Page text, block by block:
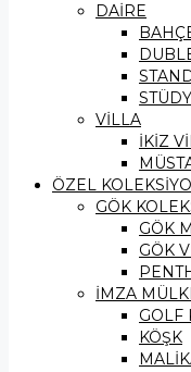
DAİRE
VİLLA
İKİZ
ÖZEL
GÖK
GÖK
GÖK
İMZA
GOLF
KÖŞK